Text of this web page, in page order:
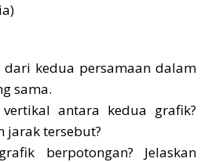
kedua persamaan dalam
sama.
antara kedua grafik?
jarak tersebut?
berpotongan? Jelaskan